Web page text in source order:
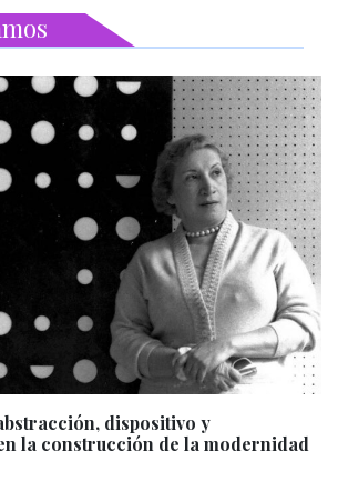
dispositivo y
la construcción de la modernidad